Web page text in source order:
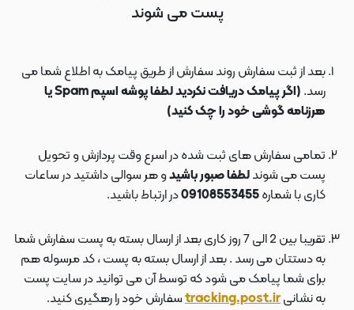
پست می شوند
بعد از ثبت سفارش روند سفارش از طریق پیامک به اطلاع شما می
رسد.
(اگر پیامک دریافت نکردید لطفا پوشه اسپم Spam یا
هرزنامه گوشی خود را چک کنید)
تمامی سفارش های ثبت شده در اسرع وقت پردازش و تحویل
پست می شوندلطفا صبور باشیدو هر سوالی داشتید در ساعات
کاری با شماره
در ارتباط باشید.
تقریبا بین 2 الی 7 روز کاری بعد از ارسال بسته به پست سفارش شما
به دستتان می رسد . بعد از ارسال بسته به پست ، کد مرسوله هم
برای شما پیامک می شود که توسط آن می توانید در سایت پست
به نشانیtracking.post.irسفارش خود را رهگیری کنید.